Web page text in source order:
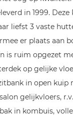
in 1999. Deze
liefst 3 vaste
er plaats aan
is ruim opgezet
op gelijke
in open kuip
gelijkvloers,
in kombuis,